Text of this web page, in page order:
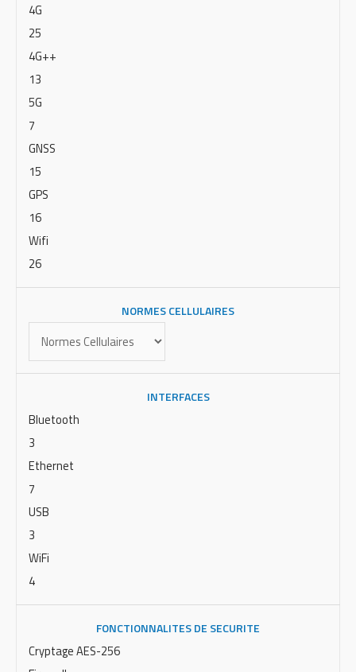
4G
25
4G++
13
5G
7
GNSS
15
GPS
16
Wifi
26
NORMES CELLULAIRES
INTERFACES
Bluetooth
3
Ethernet
7
USB
3
WiFi
4
FONCTIONNALITES DE SECURITE
Cryptage AES-256